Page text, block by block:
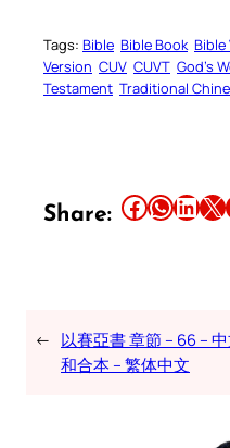
Tags: Bible Bible Book Bible
Version CUV CUVT God’s
Testament Traditional
Share: Share this article on Facebook Share this article on WhatsApp Share this article on LinkedIn Share this article on X
← 以賽亞書 章節 – 66 –
和合本 – 繁体中文